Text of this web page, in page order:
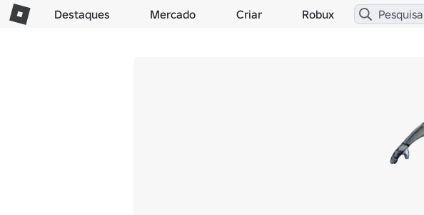
Destaques Mercado Criar Robux